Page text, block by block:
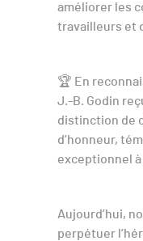
améliorer les
travailleurs et
🏆 En
J.-B. Godin
distinction de
d’honneur,
exceptionnel
Aujourd’hui,
perpétuer